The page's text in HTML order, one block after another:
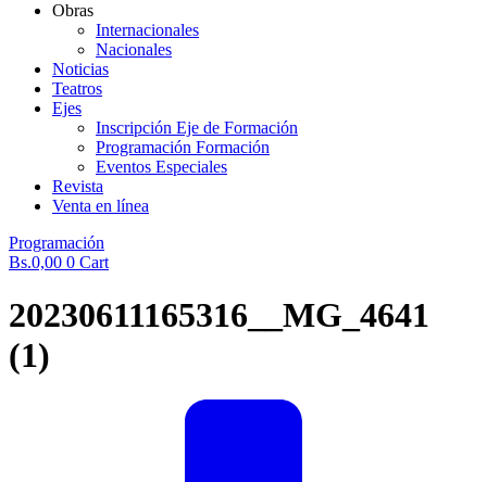
Obras
Internacionales
Nacionales
Noticias
Teatros
Ejes
Inscripción Eje de Formación
Programación Formación
Eventos Especiales
Revista
Venta en línea
Programación
Bs.0,00 0 Cart
20230611165316__MG_4641
(1)